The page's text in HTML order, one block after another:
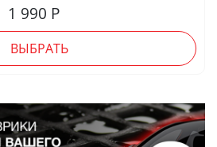
1 990 Р
ВЫБРАТЬ